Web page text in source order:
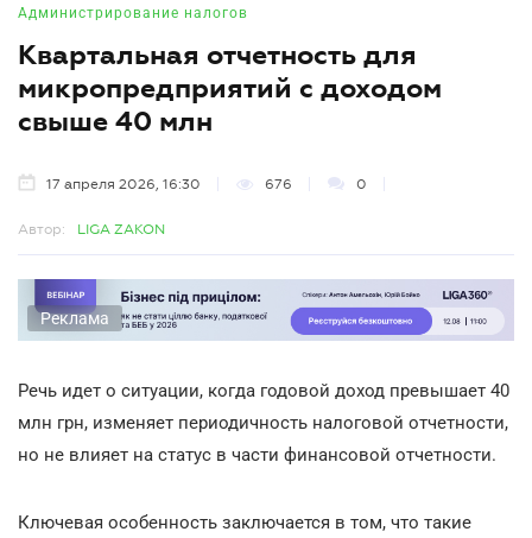
Администрирование налогов
Квартальная отчетность для
микропредприятий с доходом
свыше 40 млн
17 апреля 2026, 16:30 676 0
Автор: LIGA ZAKON
Реклама
Речь идет о ситуации, когда годовой доход превышает 40
млн грн, изменяет периодичность налоговой отчетности,
но не влияет на статус в части финансовой отчетности.
Ключевая особенность заключается в том, что такие